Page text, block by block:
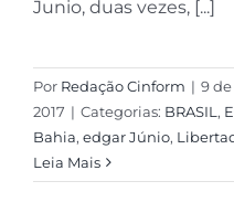
Junio, duas vezes, [...]
Por Redação Cinform | 9
2017 | Categorias: BRASIL ,
Bahia, edgar Júnio,
Leia Mais